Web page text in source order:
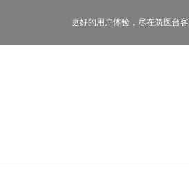
更好的用户体验， 尽在筑医台